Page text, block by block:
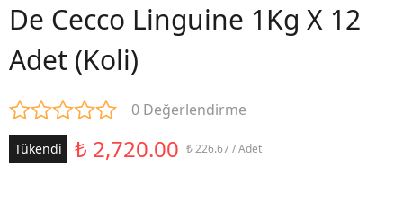
De Cecco Linguine 1Kg X 12
Adet (Koli)
0 Değerlendirme
Tükendi ₺ 2,720.00 ₺ 226.67 / Adet